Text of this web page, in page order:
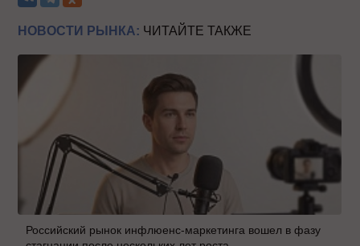
НОВОСТИ РЫНКА: ЧИТАЙТЕ ТАКЖЕ
Российский рынок инфлюенс-маркетинга вошел в фазу